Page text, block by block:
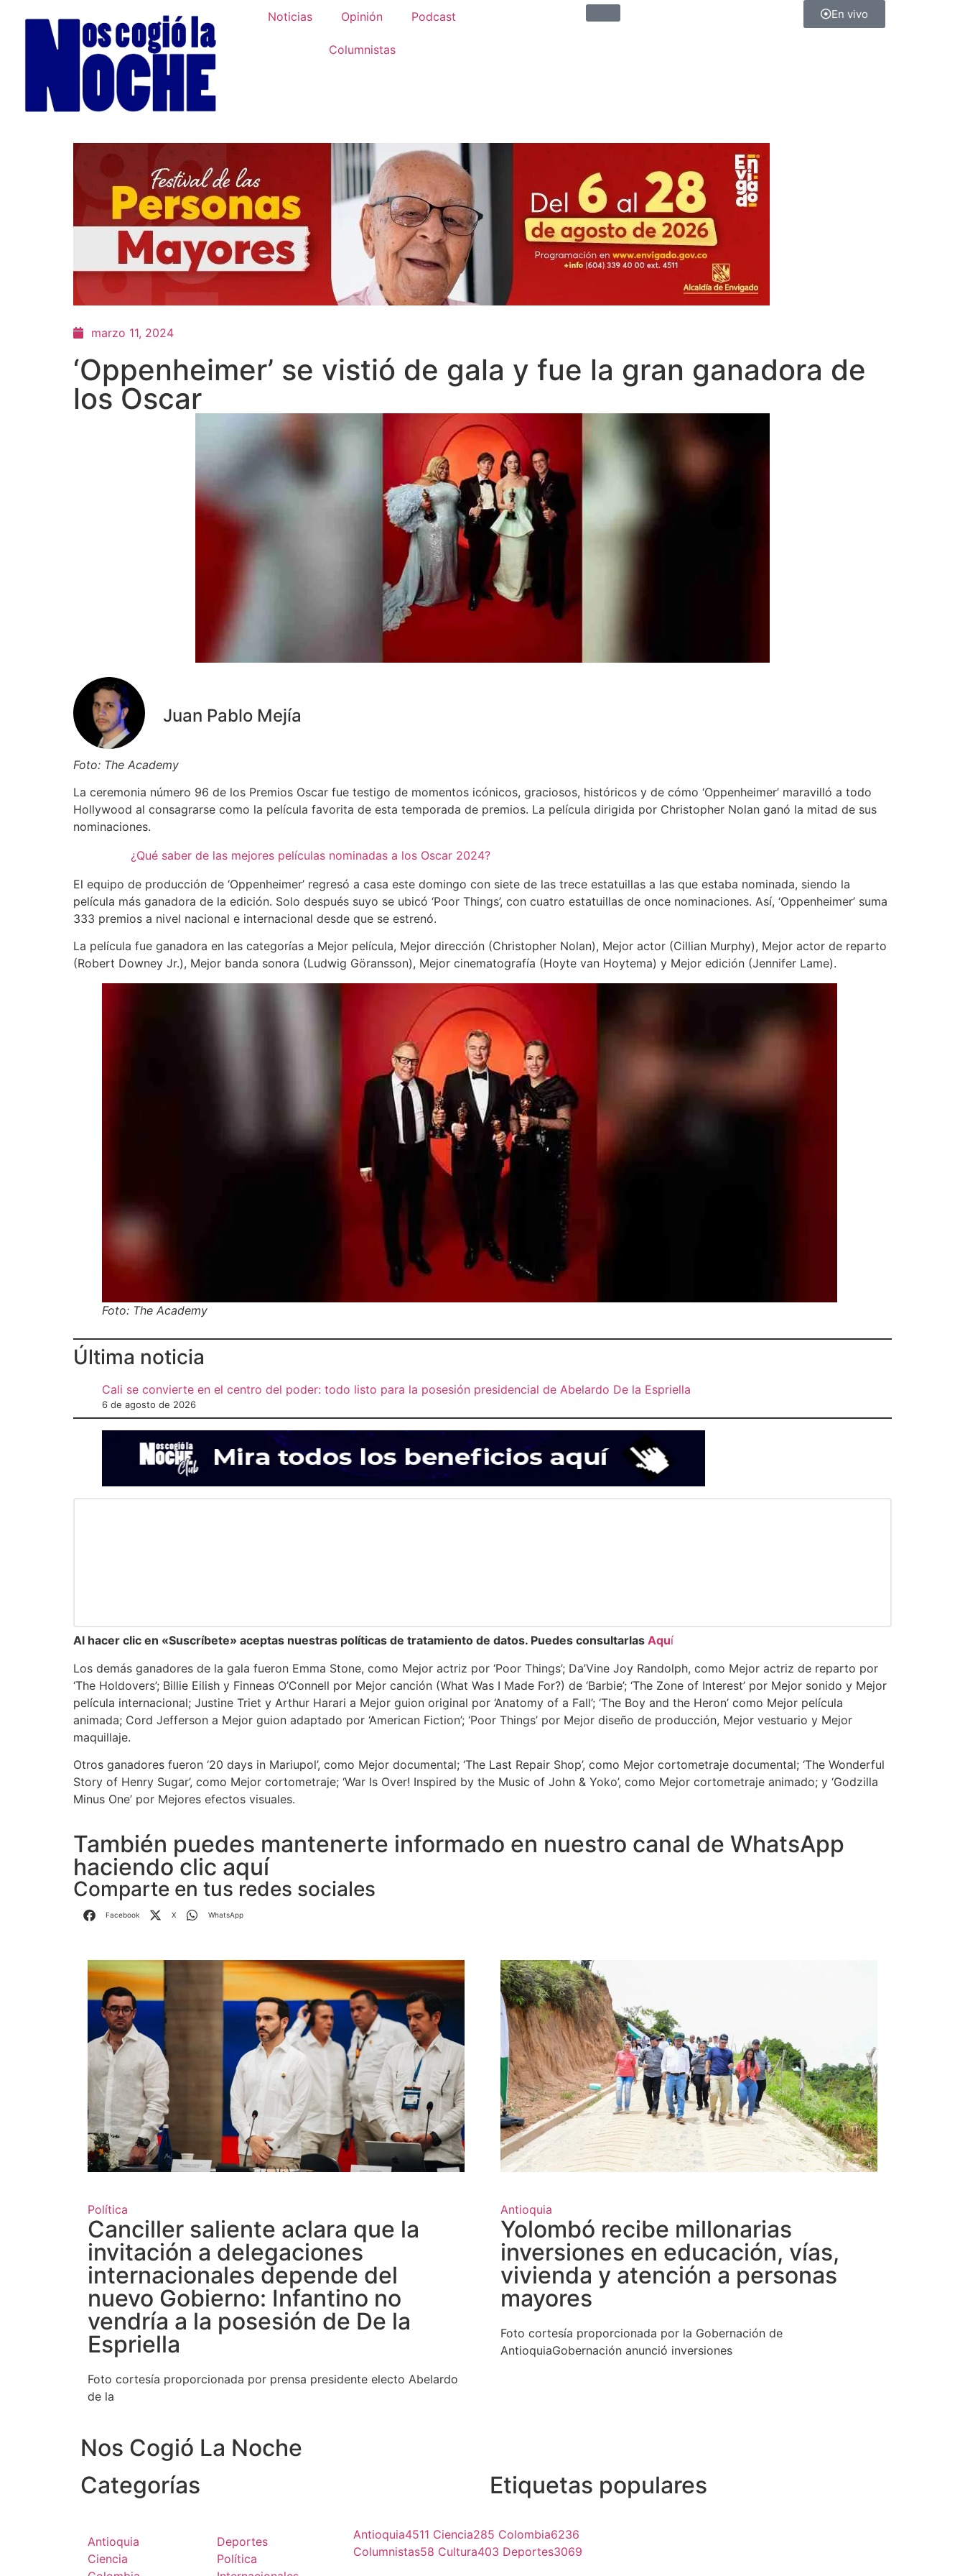
Noticias Opinión Podcast
Columnistas
En vivo
marzo 11, 2024
‘Oppenheimer’ se vistió de gala y fue la gran ganadora de
los Oscar
Juan Pablo Mejía
Foto: The Academy
La ceremonia número 96 de los Premios Oscar fue testigo de momentos icónicos, graciosos, históricos y de cómo ‘Oppenheimer’ maravilló a todo
Hollywood al consagrarse como la película favorita de esta temporada de premios. La película dirigida por Christopher Nolan ganó la mitad de sus
nominaciones.
¿Qué saber de las mejores películas nominadas a los Oscar 2024?
El equipo de producción de ‘Oppenheimer’ regresó a casa este domingo con siete de las trece estatuillas a las que estaba nominada, siendo la
película más ganadora de la edición. Solo después suyo se ubicó ‘Poor Things’, con cuatro estatuillas de once nominaciones. Así, ‘Oppenheimer’ suma
333 premios a nivel nacional e internacional desde que se estrenó.
La película fue ganadora en las categorías a Mejor película, Mejor dirección (Christopher Nolan), Mejor actor (Cillian Murphy), Mejor actor de reparto
(Robert Downey Jr.), Mejor banda sonora (Ludwig Göransson), Mejor cinematografía (Hoyte van Hoytema) y Mejor edición (Jennifer Lame).
Foto: The Academy
Última noticia
Cali se convierte en el centro del poder: todo listo para la posesión presidencial de Abelardo De la Espriella
6 de agosto de 2026
Al hacer clic en «Suscríbete» aceptas nuestras políticas de tratamiento de datos. Puedes consultarlas Aquí
Los demás ganadores de la gala fueron Emma Stone, como Mejor actriz por ‘Poor Things’; Da’Vine Joy Randolph, como Mejor actriz de reparto por
‘The Holdovers’; Billie Eilish y Finneas O’Connell por Mejor canción (What Was I Made For?) de ‘Barbie’; ‘The Zone of Interest’ por Mejor sonido y Mejor
película internacional; Justine Triet y Arthur Harari a Mejor guion original por ‘Anatomy of a Fall’; ‘The Boy and the Heron’ como Mejor película
animada; Cord Jefferson a Mejor guion adaptado por ‘American Fiction’; ‘Poor Things’ por Mejor diseño de producción, Mejor vestuario y Mejor
maquillaje.
Otros ganadores fueron ‘20 days in Mariupol’, como Mejor documental; ‘The Last Repair Shop’, como Mejor cortometraje documental; ‘The Wonderful
Story of Henry Sugar’, como Mejor cortometraje; ‘War Is Over! Inspired by the Music of John & Yoko’, como Mejor cortometraje animado; y ‘Godzilla
Minus One’ por Mejores efectos visuales.
También puedes mantenerte informado en nuestro canal de WhatsApp
haciendo clic aquí
Comparte en tus redes sociales
Facebook X WhatsApp
Política
Canciller saliente aclara que la
invitación a delegaciones
internacionales depende del
nuevo Gobierno: Infantino no
vendría a la posesión de De la
Espriella
Foto cortesía proporcionada por prensa presidente electo Abelardo
de la
Antioquia
Yolombó recibe millonarias
inversiones en educación, vías,
vivienda y atención a personas
mayores
Foto cortesía proporcionada por la Gobernación de
AntioquiaGobernación anunció inversiones
Nos Cogió La Noche
Categorías
Etiquetas populares
Antioquia
Ciencia
Deportes
Política
Antioquia4511 Ciencia285 Colombia6236
Columnistas58 Cultura403 Deportes3069